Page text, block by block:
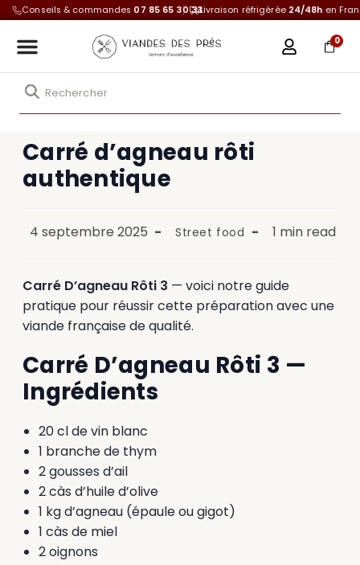
Conseils & commandes 07 85 65 30 33Livraison réfrigérée 24/48h en
0
Carré d’agneau rôti
authentique
4 septembre 2025 Street food 1 min read
Carré D’agneau Rôti 3 — voici notre guide
pratique pour réussir cette préparation avec une
viande française de qualité.
Carré D’agneau Rôti 3 —
Ingrédients
20 cl de vin blanc
1 branche de thym
2 gousses d’ail
2 càs d’huile d’olive
1 kg d’agneau (épaule ou gigot)
1 càs de miel
2 oignons